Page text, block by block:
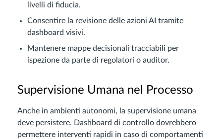
livelli di fiducia.
Consentire la revisione delle azioni AI tramite
dashboard visivi.
Mantenere mappe decisionali tracciabili per
ispezione da parte di regolatori o auditor.
Supervisione Umana nel Processo
Anche in ambienti autonomi, la supervisione umana
deve persistere. Dashboard di controllo dovrebbero
permettere interventi rapidi in caso di comportamenti